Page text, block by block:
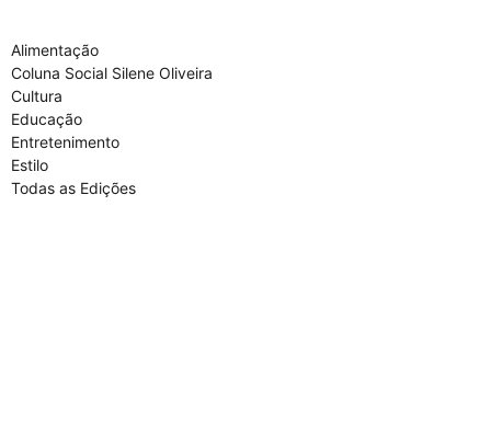
Alimentação
Coluna Social Silene Oliveira
Cultura
Educação
Entretenimento
Estilo
Todas as Edições